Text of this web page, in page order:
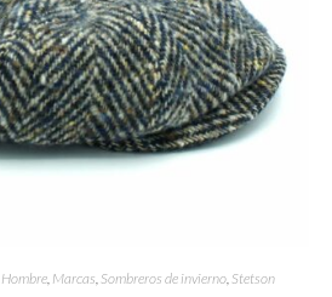
Hombre, Marcas, Sombreros de invierno, Stetson